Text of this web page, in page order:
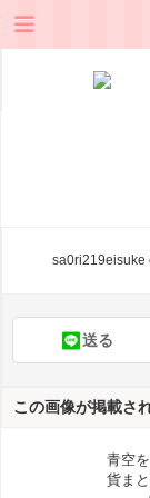
sa0ri219eisuke
送る
この画像が掲載さ
青空
貨ま